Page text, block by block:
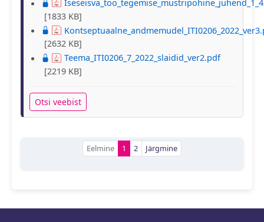
[1833 KB]
[2632 KB]
Teema_ITI0206_7_2022_slaidid_ver2.pdf
[2219 KB]
Otsi veebist
Eelmine 1 2 Järgmine